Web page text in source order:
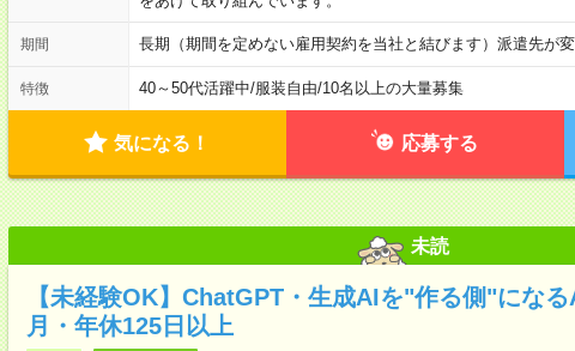
期間 長期（期間を定めない雇用契約を当社と結びます）派遣先が
特徴 40～50代活躍中/服装自由/10名以上の大量募集
気になる！ 応募する
未読
【未経験OK】ChatGPT・生成AIを"作る側"にな
月・年休125日以上